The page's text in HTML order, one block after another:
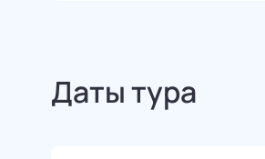
Даты тура